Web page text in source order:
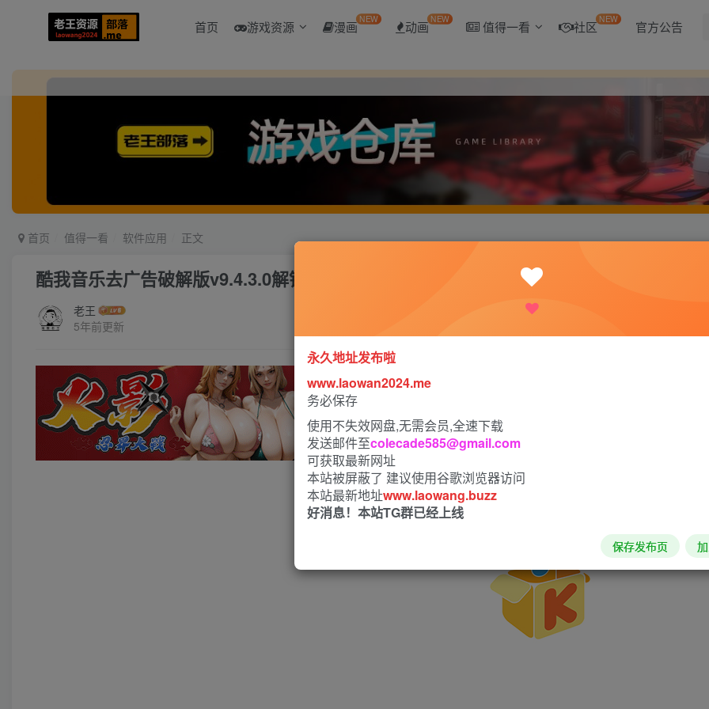
首页 游戏资源 漫画NEW 动画 NEW 值得一看 社区NEW 官方公告
首页 值得一看 软件应用 正文
酷我音乐去广告破解版v9.4.3.0解锁SVIP主题皮肤
老王
5年前更新
永久地址发布啦
www.laowan2024.me
务必保存
使用不失效网盘,无需会员,全速下载
发送邮件至colecade585@gmail.com
可获取最新网址
本站被屏蔽了 建议使用谷歌浏览器访问
本站最新地址www.laowang.buzz
好消息！本站TG群已经上线
保存发布页